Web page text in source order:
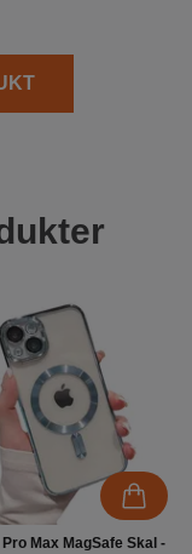
Max MagSafe Skal -